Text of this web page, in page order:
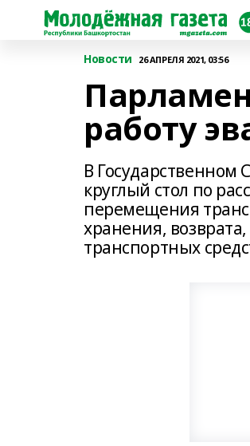
Новости 26 АПРЕЛЯ 2021, 03:56
работу
В Государственном
круглый стол по
перемещения
хранения,
транспортных